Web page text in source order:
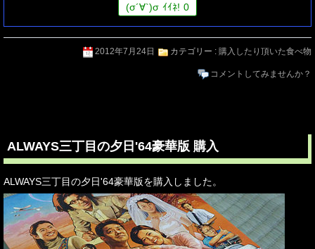
(σ´∀`)σ ｲｲﾈ! 0
2012年7月24日 カテゴリー : 購入したり頂いた食べ物
コメントしてみませんか？
ALWAYS三丁目の夕日'64豪華版 購入
ALWAYS三丁目の夕日'64豪華版を購入しました。